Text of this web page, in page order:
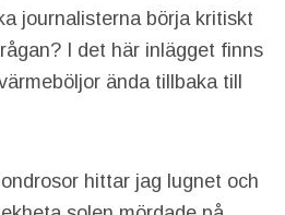
journalisterna börja kritiskt
I det här inlägget finns
ända tillbaka till
hittar jag lugnet och